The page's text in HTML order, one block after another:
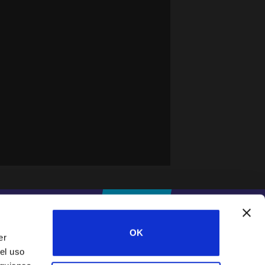
uso
OK
#IFESWORLD DONA